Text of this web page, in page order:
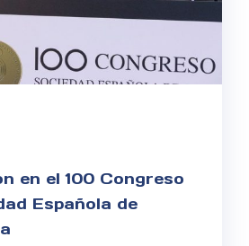
en el 100 Congreso
Española de